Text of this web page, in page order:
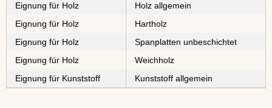
Eignung für Holz
Holz allgemein
Eignung für Holz
⁠⁠⁠Hartholz
Eignung für Holz
⁠⁠⁠⁠⁠⁠⁠⁠Spanplatten unbeschichtet
Eignung für Holz
⁠Weichholz
Eignung für Kunststoff
Kunststoff allgemein